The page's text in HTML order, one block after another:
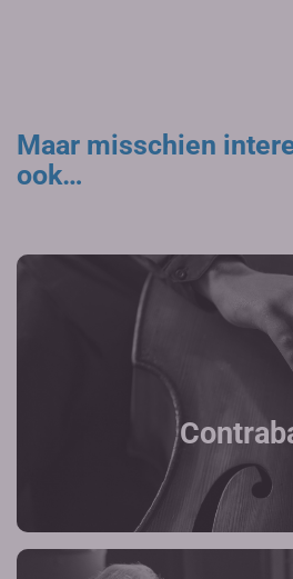
Maar misschien
ook…